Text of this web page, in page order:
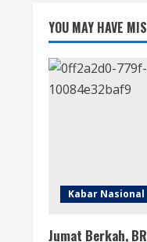
YOU MAY HAVE
Kabar Nasional
Jumat Berkah,